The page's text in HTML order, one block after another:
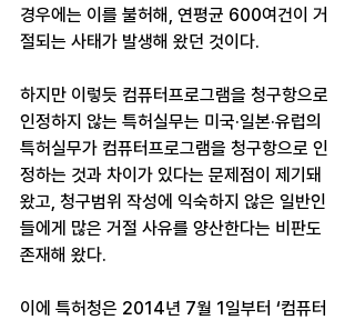
경우에는 이를 불허해, 연평균 600여건이 거
절되는 사태가 발생해 왔던 것이다.
하지만 이렇듯 컴퓨터프로그램을 청구항으로
인정하지 않는 특허실무는 미국·일본·유럽의
특허실무가 컴퓨터프로그램을 청구항으로 인
정하는 것과 차이가 있다는 문제점이 제기돼
왔고, 청구범위 작성에 익숙하지 않은 일반인
들에게 많은 거절 사유를 양산한다는 비판도
존재해 왔다.
이에 특허청은 2014년 7월 1일부터 ‘컴퓨터